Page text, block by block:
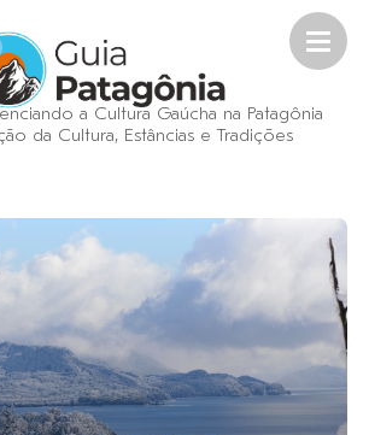
a Cultura Gaúcha na Patagônia
da Cultura, Estâncias e Tradições